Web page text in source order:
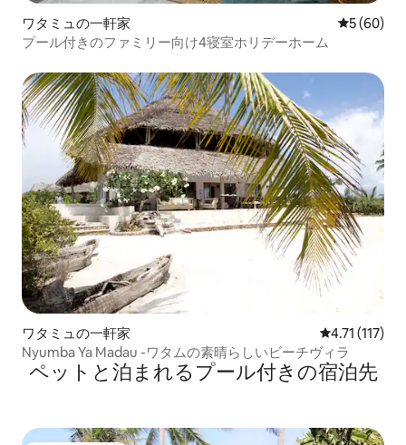
ワタミュの一軒家 レビュー
5 (60)
プール付きのファミリー向け4寝室ホリデーホーム
ワタミュの一軒家 レビュー117
4.71 (117)
Nyumba Ya Madau -ワタムの素晴らしいビーチヴィラ
ペットと泊まれるプール付きの宿泊先